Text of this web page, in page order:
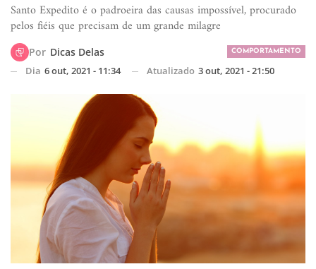
Santo Expedito é o padroeira das causas impossível, procurado
pelos fiéis que precisam de um grande milagre
COMPORTAMENTO
Por Dicas Delas
Dia 6 out, 2021 - 11:34 Atualizado 3 out, 2021 - 21:50